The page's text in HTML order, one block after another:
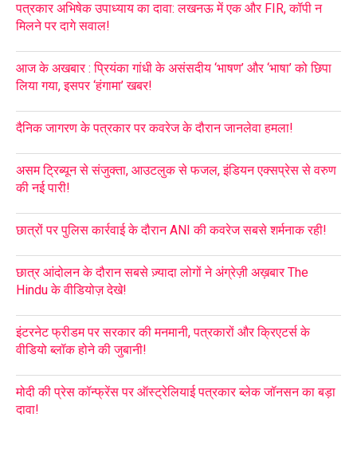
पत्रकार अभिषेक उपाध्याय का दावा: लखनऊ में एक और FIR, कॉपी न
मिलने पर दागे सवाल!
आज के अखबार : प्रियंका गांधी के असंसदीय ‘भाषण’ और ‘भाषा’ को छिपा
लिया गया, इसपर ‘हंगामा’ खबर!
दैनिक जागरण के पत्रकार पर कवरेज के दौरान जानलेवा हमला!
असम ट्रिब्यून से संजुक्ता, आउटलुक से फजल, इंडियन एक्सप्रेस से वरुण
की नई पारी!
छात्रों पर पुलिस कार्रवाई के दौरान ANI की कवरेज सबसे शर्मनाक रही!
छात्र आंदोलन के दौरान सबसे ज़्यादा लोगों ने अंग्रेज़ी अख़बार The
Hindu के वीडियोज़ देखे!
इंटरनेट फ्रीडम पर सरकार की मनमानी, पत्रकारों और क्रिएटर्स के
वीडियो ब्लॉक होने की जुबानी!
मोदी की प्रेस कॉन्फ्रेंस पर ऑस्ट्रेलियाई पत्रकार ब्लेक जॉनसन का बड़ा
दावा!